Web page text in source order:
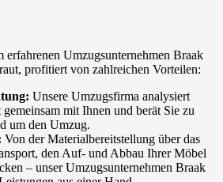
erfahrenen Umzugsunternehmen Braak
profitiert von zahlreichen Vorteilen:
Unsere Umzugsfirma analysiert
mit Ihnen und berät Sie zu
um den Umzug.
Von der Materialbereitstellung über das
den Auf- und Abbau Ihrer Möbel
– unser Umzugsunternehmen Braak